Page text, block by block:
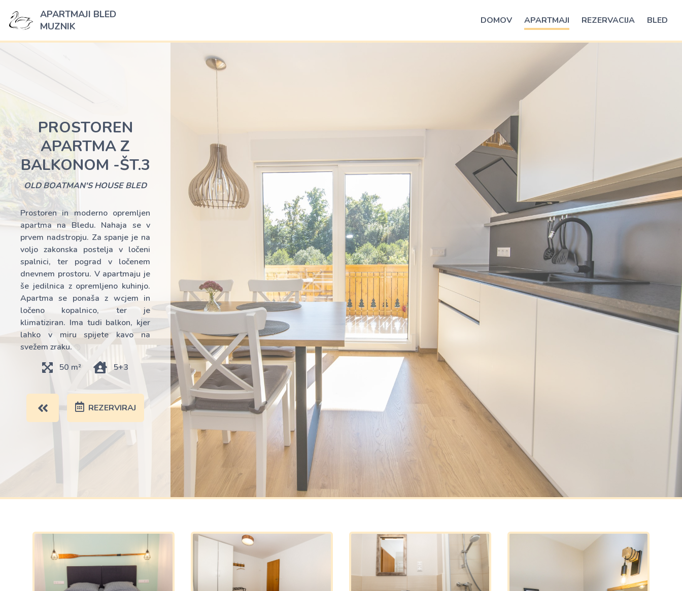
APARTMAJI BLED
MUZNIK
DOMOV APARTMAJI REZERVACIJA BLED
PROSTOREN
APARTMA Z
BALKONOM -ŠT.3
OLD BOATMAN'S HOUSE BLED
Prostoren in moderno opremljen
apartma na Bledu. Nahaja se v
prvem nadstropju. Za spanje je na
voljo zakonska postelja v ločeni
spalnici, ter pograd v ločenem
dnevnem prostoru. V apartmaju je
še jedilnica z opremljeno kuhinjo.
Apartma se ponaša z wcjem in
ločeno kopalnico, ter je
klimatiziran. Ima tudi balkon, kjer
lahko v miru spijete kavo na
svežem zraku.
50 m²
5+3
REZERVIRAJ